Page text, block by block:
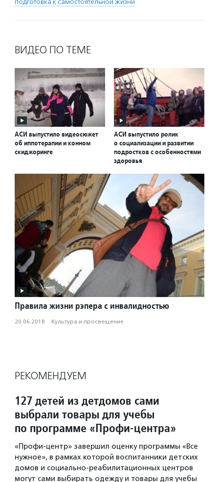
подготовка к самостоятельной жизни
ВИДЕО ПО ТЕМЕ
АСИ выпустило видеосюжет
об иппотерапии и конном
скиджоринге
АСИ выпустило ролик
о социализации и развитии
подростков с особенностями
здоровья
Правила жизни рэпера с инвалидностью
20.06.2018 · Культура и просвещение
РЕКОМЕНДУЕМ
127 детей из детдомов сами
выбрали товары для учебы
по программе «Профи-центра»
«Профи-центр» завершил оценку программы «Все
нужное», в рамках которой воспитанники детских
домов и социально-реабилитационных центров
могут сами выбирать одежду и товары для учебы